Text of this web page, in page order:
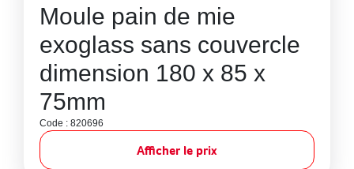
Moule pain de mie
exoglass sans couvercle
dimension 180 x 85 x
75mm
Code : 820696
Afficher le prix